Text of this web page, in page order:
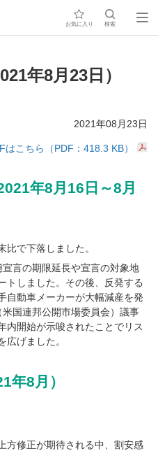
お気に入り 検索
年8月23日）
2021年08月23日
はこちら（PDF：418.3 KB）
年8月16日～8月
で下落しました。
言の期限延長や宣言の対象地
トしました。その後、反発する
自動車メーカーが大幅減産を発
国連邦公開市場委員会）議事
内開始が示唆されたことでリス
広げました。
年8月）
方修正が期待される中、割安感